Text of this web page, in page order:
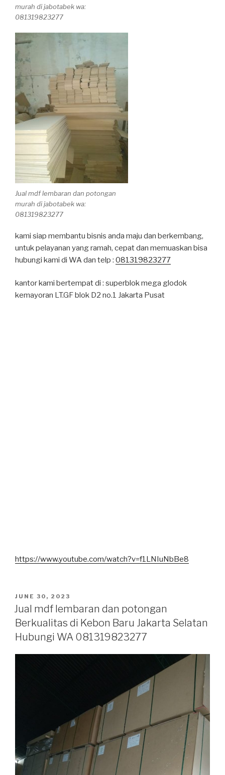
murah di jabotabek wa:
081319823277
Jual mdf lembaran dan potongan
murah di jabotabek wa:
081319823277
kami siap membantu bisnis anda maju dan berkembang,
untuk pelayanan yang ramah, cepat dan memuaskan bisa
hubungi kami di WA dan telp : 081319823277
kantor kami bertempat di : superblok mega glodok
kemayoran LT.GF blok D2 no.1 Jakarta Pusat
https://www.youtube.com/watch?v=f1LNIuNbBe8
POSTED
ON
JUNE 30, 2023
Jual mdf lembaran dan potongan
Berkualitas di Kebon Baru Jakarta Selatan
Hubungi WA 081319823277